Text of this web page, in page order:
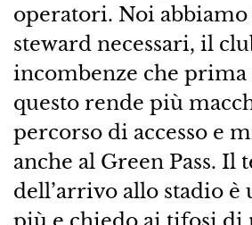
operatori. Noi
steward necessari, il
incombenze che prima
questo rende più
percorso di accesso e
anche al Green Pass. Il
dell’arrivo allo stadio